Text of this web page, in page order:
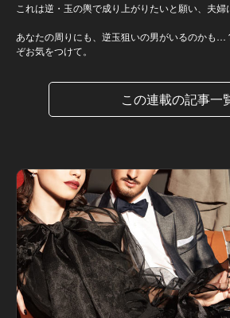
これは逆・玉の輿で成り上がりたいと願い、夫婦
あなたの周りにも、逆玉狙いの男がいるのかも…
ぞお気をつけて。
この連載の記事一